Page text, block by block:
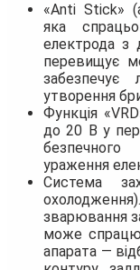
«Anti Stick»
яка
електрода з
перевищує
утворення
Функція
до 20 В у
ураження
Система
зварювання
може
апарата —